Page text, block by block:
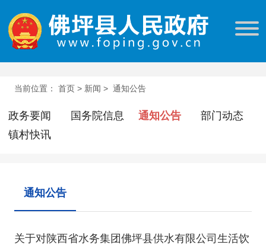
当前位置： 首页 > 新闻 > 通知公告
政务要闻 国务院信息 通知公告
部门动态
镇村快讯
通知公告
关于对陕西省水务集团佛坪县供水有限公司生活饮